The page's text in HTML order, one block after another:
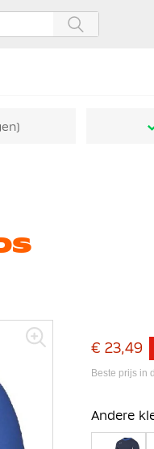
€ 23,49
Beste prijs in
Andere